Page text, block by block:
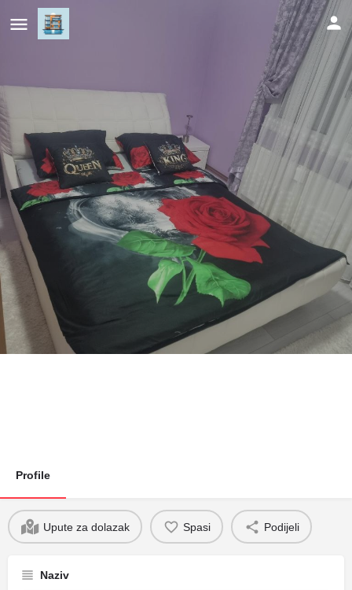
Ramonda Smještaj
Profile
Upute za dolazak Spasi Podijeli
Naziv